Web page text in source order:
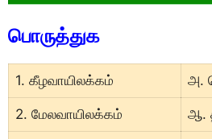
பொருத்துக
1. கீழவாயிலக்கம் அ.
2. மேலவாயிலக்கம் ஆ.